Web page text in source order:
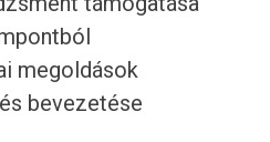
megoldások
bevezetése